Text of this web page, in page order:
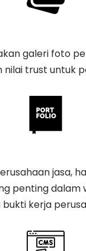
galeri foto
trust untuk
jasa,
penting dalam
kerja